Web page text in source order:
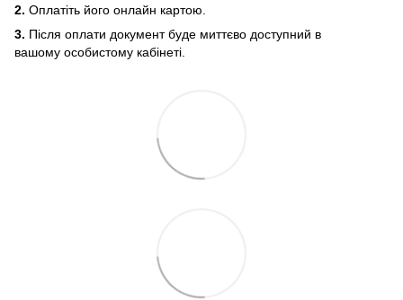
2. Оплатіть його онлайн картою.
3. Після оплати документ буде миттєво доступний в
вашому особистому кабінеті.